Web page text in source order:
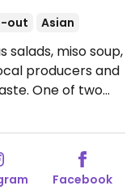
out Asian
salads, miso soup,
producers and
One of two
Facebook